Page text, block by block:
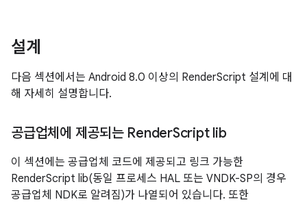
설계
다음 섹션에서는 Android 8.0 이상의 RenderScript 설계에 대
해 자세히 설명합니다.
공급업체에 제공되는 RenderScript lib
이 섹션에는 공급업체 코드에 제공되고 링크 가능한
RenderScript lib(동일 프로세스 HAL 또는 VNDK-SP의 경우
공급업체 NDK로 알려짐)가 나열되어 있습니다. 또한